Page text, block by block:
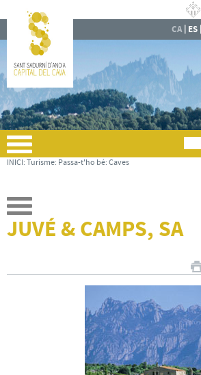
CA| ES |
INICI: Turisme: Passa-t'ho bé: Caves
JUVÉ & CAMPS, SA